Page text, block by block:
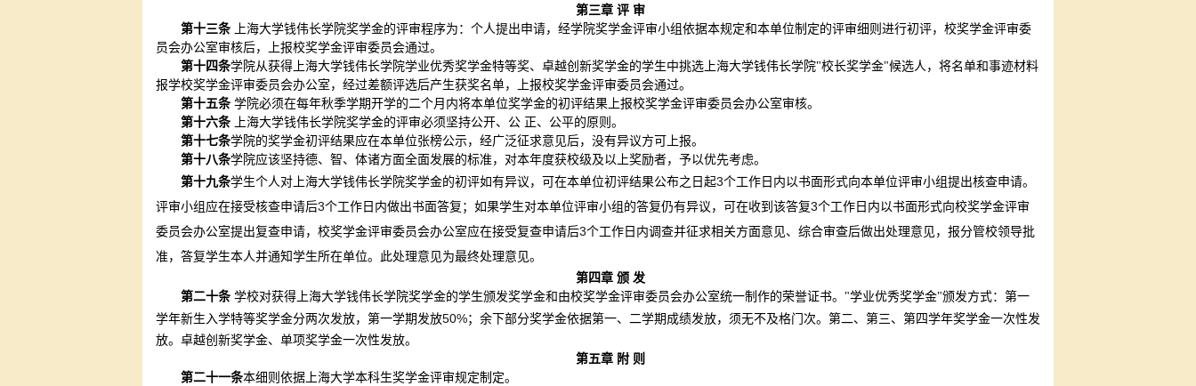
第三章 评 审
第十三条 上海大学钱伟长学院奖学金的评审程序为：个人提出申请，经学院奖学金评审小组依据本规定和本单位制定的评审细则进行初评，校奖学金评审委
员会办公室审核后，上报校奖学金评审委员会通过。
第十四条学院从获得上海大学钱伟长学院学业优秀奖学金特等奖、卓越创新奖学金的学生中挑选上海大学钱伟长学院"校长奖学金"候选人，将名单和事迹材料
报学校奖学金评审委员会办公室，经过差额评选后产生获奖名单，上报校奖学金评审委员会通过。
第十五条学院必须在每年秋季学期开学的二个月内将本单位奖学金的初评结果上报校奖学金评审委员会办公室审核。
第十六条
上海大学钱伟长学院奖学金的评审必须坚持公开、公 正、公平的原则。
第十七条学院的奖学金初评结果应在本单位张榜公示，经广泛征求意见后，没有异议方可上报。
第十八条学院应该坚持德、智、体诸方面全面发展的标准，对本年度获校级及以上奖励者，予以优先考虑。
第十九条学生个人对上海大学钱伟长学院奖学金的初评如有异议，可在本单位初评结果公布之日起3个工作日内以书面形式向本单位评审小组提出核查申请。
评审小组应在接受核查申请后3个工作日内做出书面答复；如果学生对本单位评审小组的答复仍有异议，可在收到该答复3个工作日内以书面形式向校奖学金评审
委员会办公室提出复查申请，校奖学金评审委员会办公室应在接受复查申请后3个工作日内调查并征求相关方面意见、综合审查后做出处理意见，报分管校领导批
准，答复学生本人并通知学生所在单位。此处理意见为最终处理意见。
第四章 颁 发
第二十条 学校对获得上海大学钱伟长学院奖学金的学生颁发奖学金和由校奖学金评审委员会办公室统一制作的荣誉证书。"学业优秀奖学金"颁发方式：第一
学年新生入学特等奖学金分两次发放，第一学期发放50%；余下部分奖学金依据第一、二学期成绩发放，须无不及格门次。第二、第三、第四学年奖学金一次性发
放。卓越创新奖学金、单项奖学金一次性发放。
第五章 附 则
第二十一条本细则依据上海大学本科生奖学金评审规定制定。